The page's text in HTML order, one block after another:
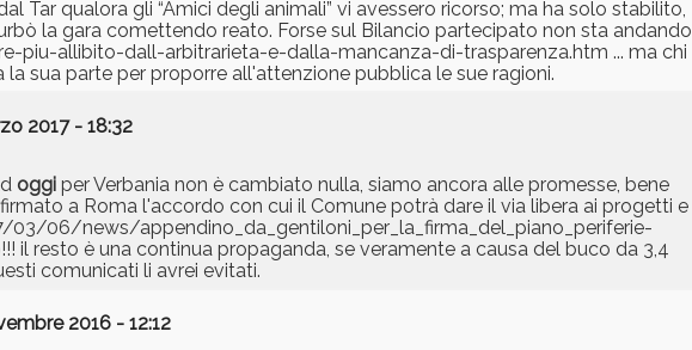
Tar qualora gli “Amici degli animali” vi avessero ricorso; ma ha solo stabilito,
la gara comettendo reato. Forse sul Bilancio partecipato non sta andando
allibito-dall-arbitrarieta-e-dalla-mancanza-di-trasparenza.htm ... ma chi
sua parte per proporre all'attenzione pubblica le sue ragioni.
2017 - 18:32
oggi per Verbania non è cambiato nulla, siamo ancora alle promesse, bene
a Roma l'accordo con cui il Comune potrà dare il via libera ai progetti e
03/06/news/appendino_da_gentiloni_per_la_firma_del_piano_periferie-
il resto è una continua propaganda, se veramente a causa del buco da 3,4
comunicati li avrei evitati.
2016 - 12:12